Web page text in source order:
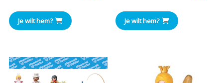
Je wilt hem? Je wilt hem?